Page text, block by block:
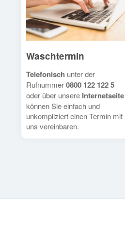
Waschtermin
Telefonisch unter der
Rufnummer0800 122 122 5
oder über unsere Internetseite
können Sie einfach und
unkompliziert einen Termin mit
uns vereinbaren.